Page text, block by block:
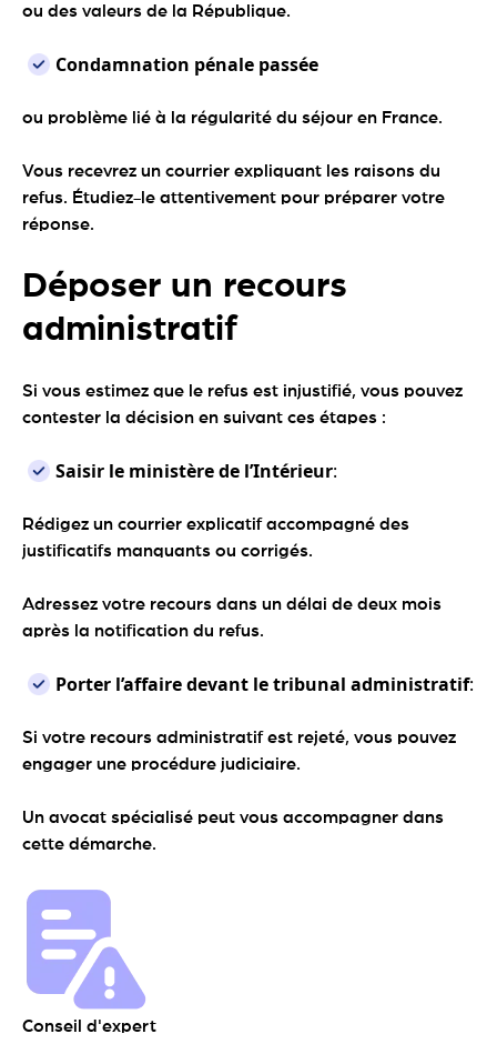
ou des valeurs de la République.
Condamnation pénale passée
ou problème lié à la régularité du séjour en France.
Vous recevrez un courrier expliquant les raisons du
refus. Étudiez-le attentivement pour préparer votre
réponse.
Déposer un recours
administratif
Si vous estimez que le refus est injustifié, vous pouvez
contester la décision en suivant ces étapes :
Saisir le ministère de l’Intérieur:
Rédigez un courrier explicatif accompagné des
justificatifs manquants ou corrigés.
Adressez votre recours dans un délai de deux mois
après la notification du refus.
Porter l’affaire devant le tribunal administratif:
Si votre recours administratif est rejeté, vous pouvez
engager une procédure judiciaire.
Un avocat spécialisé peut vous accompagner dans
cette démarche.
Conseil d'expert